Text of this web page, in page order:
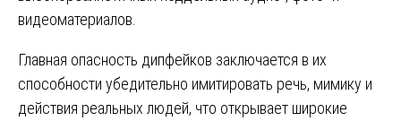
видеоматериалов.
Главная опасность дипфейков заключается в их
способности убедительно имитировать речь, мимику и
действия реальных людей, что открывает широкие